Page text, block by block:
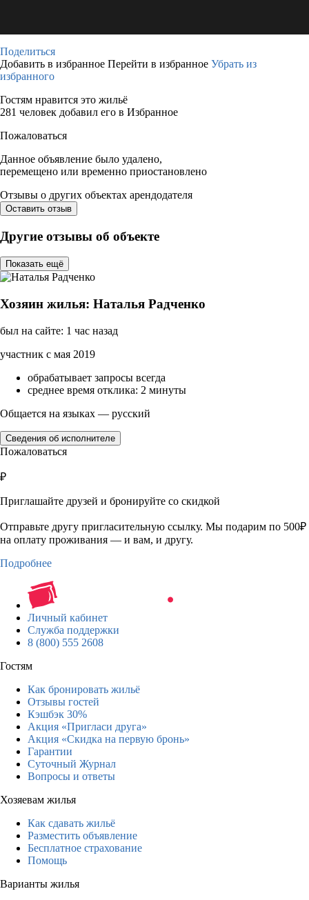
Поделиться
Добавить в избранное Перейти в избранное Убрать из
избранного
Гостям нравится это жильё
281 человек добавил его в Избранное
Пожаловаться
Данное объявление было удалено,
перемещено или временно приостановлено
Отзывы о других объектах арендодателя
Оставить отзыв
Другие отзывы об объекте
Показать ещё
Хозяин жилья: Наталья Радченко
был на сайте: 1 час назад
участник с мая 2019
обрабатывает запросы всегда
среднее время отклика: 2 минуты
Общается на языках — русский
Сведения об исполнителе
Пожаловаться
₽
Приглашайте друзей и бронируйте со скидкой
Отправьте другу пригласительную ссылку. Мы подарим по 500₽
на оплату проживания — и вам, и другу.
Подробнее
Личный кабинет
Служба поддержки
8 (800) 555 2608
Гостям
Как бронировать жильё
Отзывы гостей
Кэшбэк 30%
Акция «Пригласи друга»
Акция «Скидка на первую бронь»
Гарантии
Суточный Журнал
Вопросы и ответы
Хозяевам жилья
Как сдавать жильё
Разместить объявление
Бесплатное страхование
Помощь
Варианты жилья